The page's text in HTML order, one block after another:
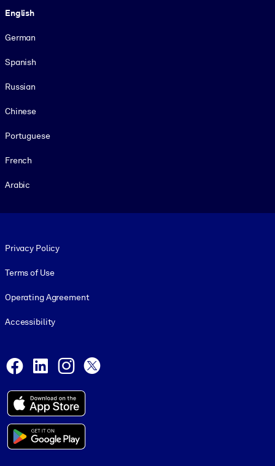
English
German
Spanish
Russian
Chinese
Portuguese
French
Arabic
Privacy Policy
Terms of Use
Operating Agreement
Accessibility
Facebook
LinkedInInstagram